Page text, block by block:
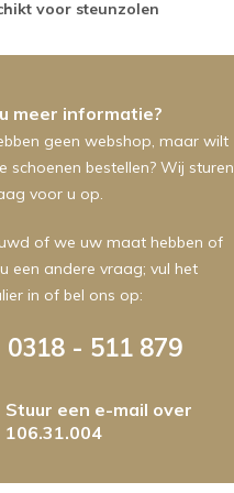
voor steunzolen
meer informatie?
geen webshop, maar wilt
schoenen bestellen? Wij sturen
voor u op.
of we uw maat hebben of
een andere vraag; vul het
in of bel ons op:
0318 - 511 879
Stuur een e-mail over
106.31.004